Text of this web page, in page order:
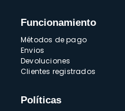
Funcionamiento
Métodos de pago
Envios
Devoluciones
Clientes registrados
Políticas